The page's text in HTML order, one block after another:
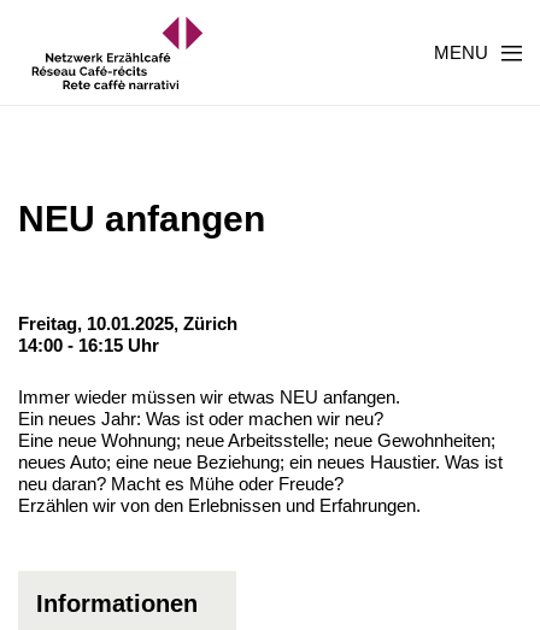
MENU
NEU anfangen
Freitag, 10.01.2025, Zürich
14:00 - 16:15 Uhr
Immer wieder müssen wir etwas NEU anfangen.
Ein neues Jahr: Was ist oder machen wir neu?
Eine neue Wohnung; neue Arbeitsstelle; neue Gewohnheiten;
neues Auto; eine neue Beziehung; ein neues Haustier. Was ist
neu daran? Macht es Mühe oder Freude?
Erzählen wir von den Erlebnissen und Erfahrungen.
Informationen